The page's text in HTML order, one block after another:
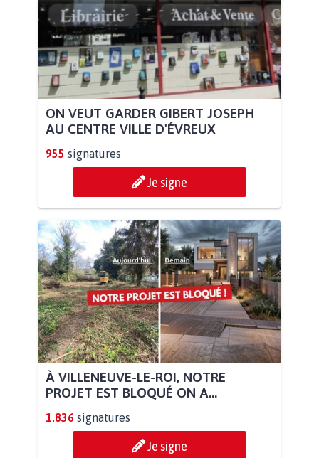
ON VEUT GARDER GIBERT JOSEPH
AU CENTRE VILLE D'ÉVREUX
955 signatures
Je signe
À VILLENEUVE-LE-ROI, NOTRE
PROJET EST BLOQUÉ ON A...
1.836 signatures
Je signe